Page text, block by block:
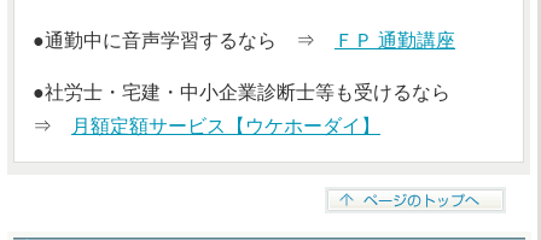
●通勤中に音声学習するなら ⇒ ＦＰ 通勤講座
●社労士・宅建・中小企業診断士等も受けるなら
⇒
月額定額サービス【ウケホーダイ】